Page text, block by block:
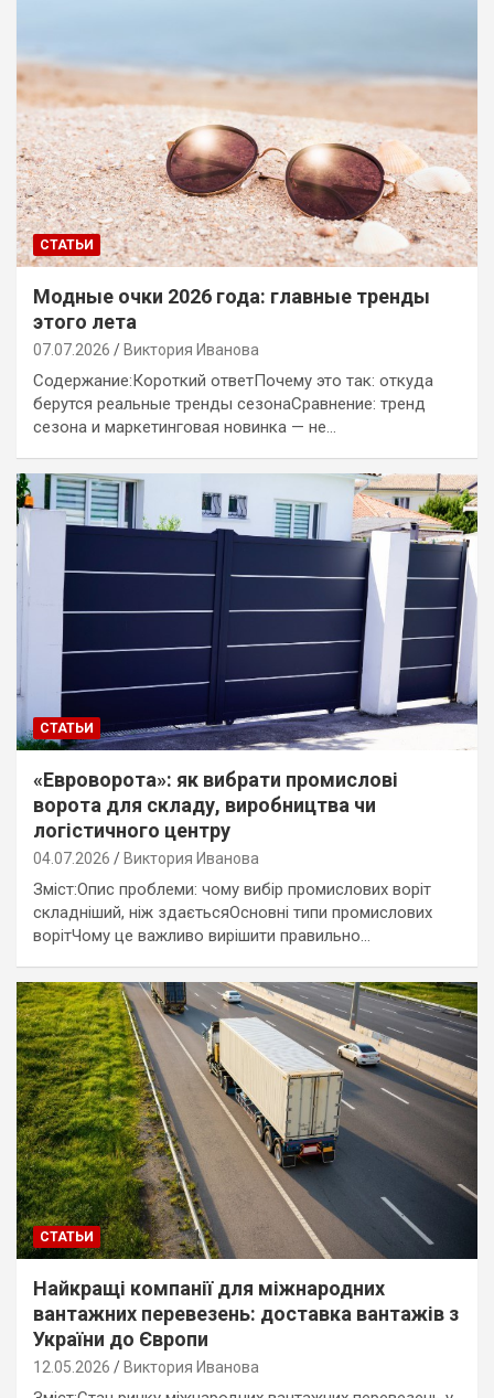
СТАТЬИ
Модные очки 2026 года: главные тренды
этого лета
07.07.2026 Виктория Иванова
Содержание:Короткий ответПочему это так: откуда
берутся реальные тренды сезонаСравнение: тренд
сезона и маркетинговая новинка — не…
СТАТЬИ
«Евроворота»: як вибрати промислові
ворота для складу, виробництва чи
логістичного центру
04.07.2026 Виктория Иванова
Зміст:Опис проблеми: чому вибір промислових воріт
складніший, ніж здаєтьсяОсновні типи промислових
ворітЧому це важливо вирішити правильно…
СТАТЬИ
Найкращі компанії для міжнародних
вантажних перевезень: доставка вантажів з
України до Європи
12.05.2026 Виктория Иванова